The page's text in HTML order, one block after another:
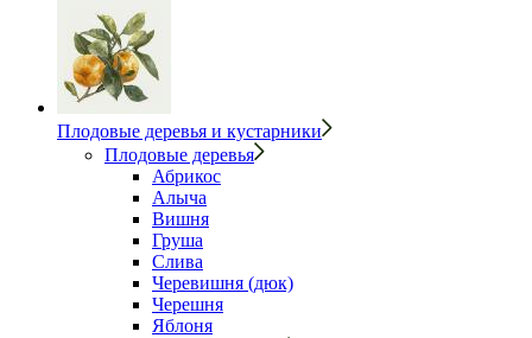
Плодовые деревья и кустарники
Плодовые деревья
Абрикос
Алыча
Вишня
Груша
Слива
Черевишня (дюк)
Черешня
Яблоня